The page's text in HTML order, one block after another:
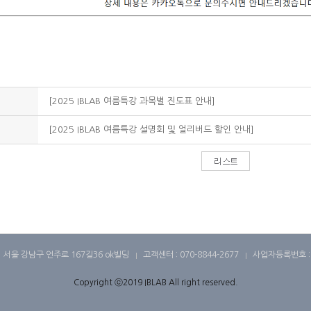
[2025 IBLAB 여름특강 과목별 진도표 안내]
[2025 IBLAB 여름특강 설명회 및 얼리버드 할인 안내]
서울 강남구 언주로 167길36 ok빌딩 고객센터 : 070-8844-2677 사업자등록번
Copyright ⓒ2019 IBLAB All right reserved.